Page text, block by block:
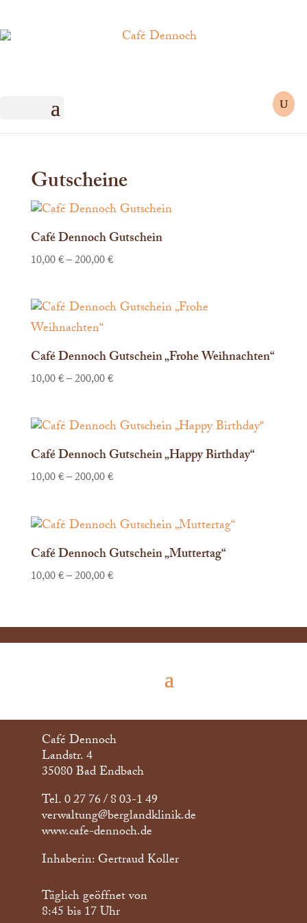
Gutscheine
Café Dennoch Gutschein
10,00€–200,00€
Café Dennoch Gutschein „Frohe Weihnachten“
10,00€–200,00€
Café Dennoch Gutschein „Happy Birthday“
10,00€–200,00€
Café Dennoch Gutschein „Muttertag“
10,00€–200,00€
Café Dennoch
Landstr. 4
35080 Bad Endbach
Tel. 0 27 76 / 8 03-1 49
verwaltung@berglandklinik.de
www.cafe-dennoch.de
Inhaberin: Gertraud Koller
Täglich geöffnet von
8:45 bis 17 Uhr